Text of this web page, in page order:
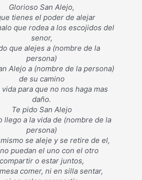
Glorioso San Alejo,
tienes el poder de alejar
que rodea a los escojidos del
senor,
que alejes a (nombre de la
persona)
Alejo a (nombre de la persona)
de su camino
vida para que no nos haga mas
daño.
Te pido San Alejo
llego a la vida de (nombre de la
persona)
se aleje y se retire de el,
puedan el uno con el otro
compartir o estar juntos,
comer, ni en silla sentar,